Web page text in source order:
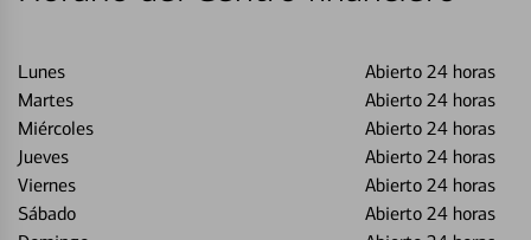
Lunes
Abierto 24 horas
Martes
Abierto 24 horas
Miércoles
Abierto 24 horas
Jueves
Abierto 24 horas
Viernes
Abierto 24 horas
Sábado
Abierto 24 horas